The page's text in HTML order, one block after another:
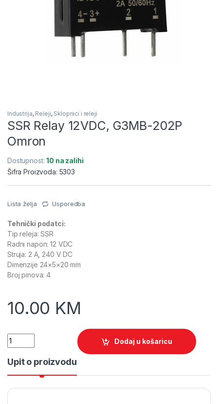
Industrija, Releji, Sklopnici i releji
SSR Relay 12VDC, G3MB-202P
Omron
Dostupnost:10 na zalihi
Šifra Proizvoda: 5303
Lista želja Usporedba
Tehnički podatci:
Tip releja: SSR
Radni napon: 12 VDC
Struja: 2 A, 240 V DC
Dimenzije 24×5×20 mm
Broj pinova: 4
10.00 KM
Quantity
Dodaj u košaricu
Upit o proizvodu